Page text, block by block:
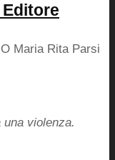
violenza.